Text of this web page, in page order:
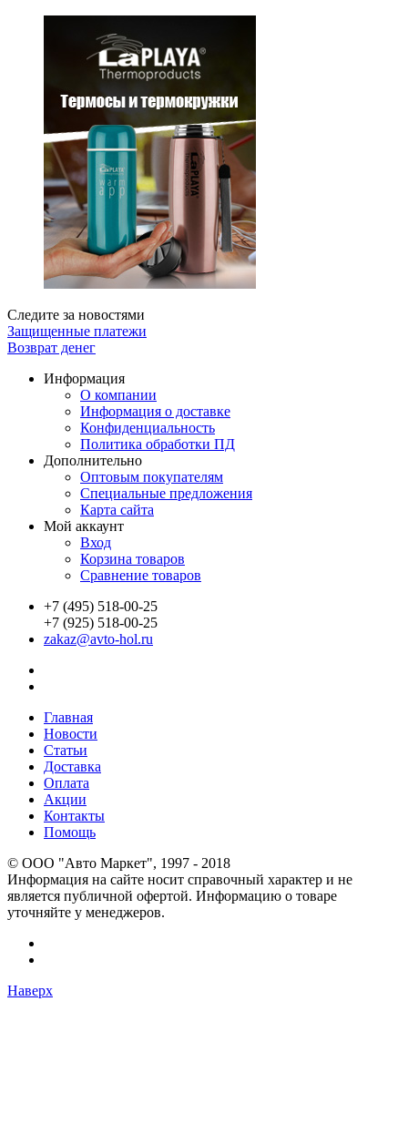
Следите за новостями
Защищенные платежи
Возврат денег
Информация
О компании
Информация о доставке
Конфиденциальность
Политика обработки ПД
Дополнительно
Оптовым покупателям
Специальные предложения
Карта сайта
Мой аккаунт
Вход
Корзина товаров
Сравнение товаров
+7 (495) 518-00-25
+7 (925) 518-00-25
zakaz@avto-hol.ru
Главная
Новости
Статьи
Доставка
Оплата
Акции
Контакты
Помощь
© OOO "Авто Маркет", 1997 - 2018
Информация на сайте носит справочный характер и не
является публичной офертой. Информацию о товаре
уточняйте у менеджеров.
Наверх